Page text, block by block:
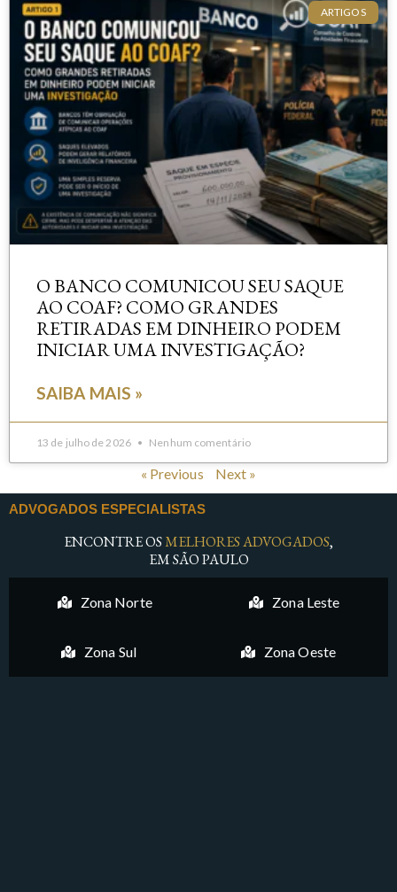
ARTIGOS
O BANCO COMUNICOU SEU SAQUE
AO COAF? COMO GRANDES
RETIRADAS EM DINHEIRO PODEM
INICIAR UMA INVESTIGAÇÃO?
SAIBA MAIS »
13 de julho de 2026 Nenhum comentário
« Previous Next »
ADVOGADOS ESPECIALISTAS
ENCONTRE OSMELHORES ADVOGADOS,
EM SÃO PAULO
Zona Norte Zona Leste
Zona Sul Zona Oeste